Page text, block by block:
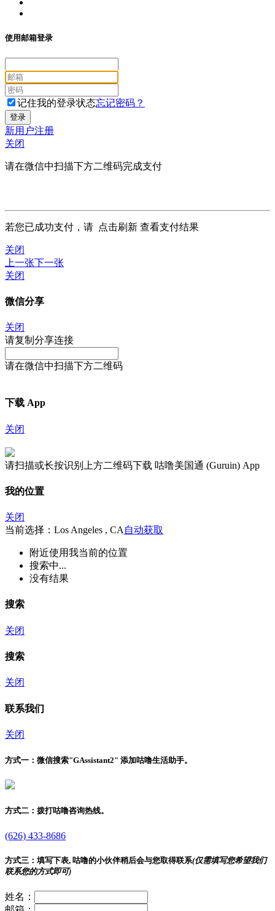
使用邮箱登录
记住我的登录状态忘记密码？
新用户注册
关闭
请在微信中扫描下方二维码完成支付
若您已成功支付，请 点击刷新 查看支付结果
关闭
上一张下一张
关闭
微信分享
关闭
请复制分享连接
请在微信中扫描下方二维码
下载 App
关闭
请扫描或长按识别上方二维码下载 咕噜美国通 (Guruin) App
我的位置
关闭
当前选择：Los Angeles , CA 自动获取
附近使用我当前的位置
搜索中...
没有结果
搜索
关闭
搜索
关闭
联系我们
关闭
方式一： 微信搜索"GAssistant2" 添加咕噜生活助手。
方式二： 拨打咕噜咨询热线。
(626) 433-8686
方式三： 填写下表, 咕噜的小伙伴稍后会与您取得联系(仅需填写您希望我们
联系您的方式即可)
姓名：